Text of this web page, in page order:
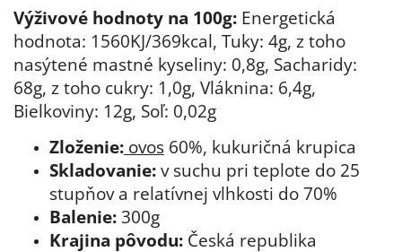
Výživové hodnoty na 100g: Energetická
hodnota: 1560KJ/369kcal, Tuky: 4g, z toho
nasýtené mastné kyseliny: 0,8g, Sacharidy:
68g, z toho cukry: 1,0g, Vláknina: 6,4g,
Bielkoviny: 12g, Soľ: 0,02g
Zloženie: ovos 60%, kukuričná krupica
Skladovanie: v suchu pri teplote do 25
stupňov a relatívnej vlhkosti do 70%
Balenie: 300g
Krajina pôvodu: Česká republika